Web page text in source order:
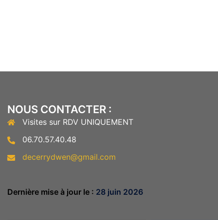
NOUS CONTACTER :
Visites sur RDV UNIQUEMENT
06.70.57.40.48
decerrydwen@gmail.com
Dernière mise à jour le : 28 juin 2026